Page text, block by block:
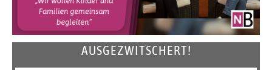
AUSGEZWITSCHERT!